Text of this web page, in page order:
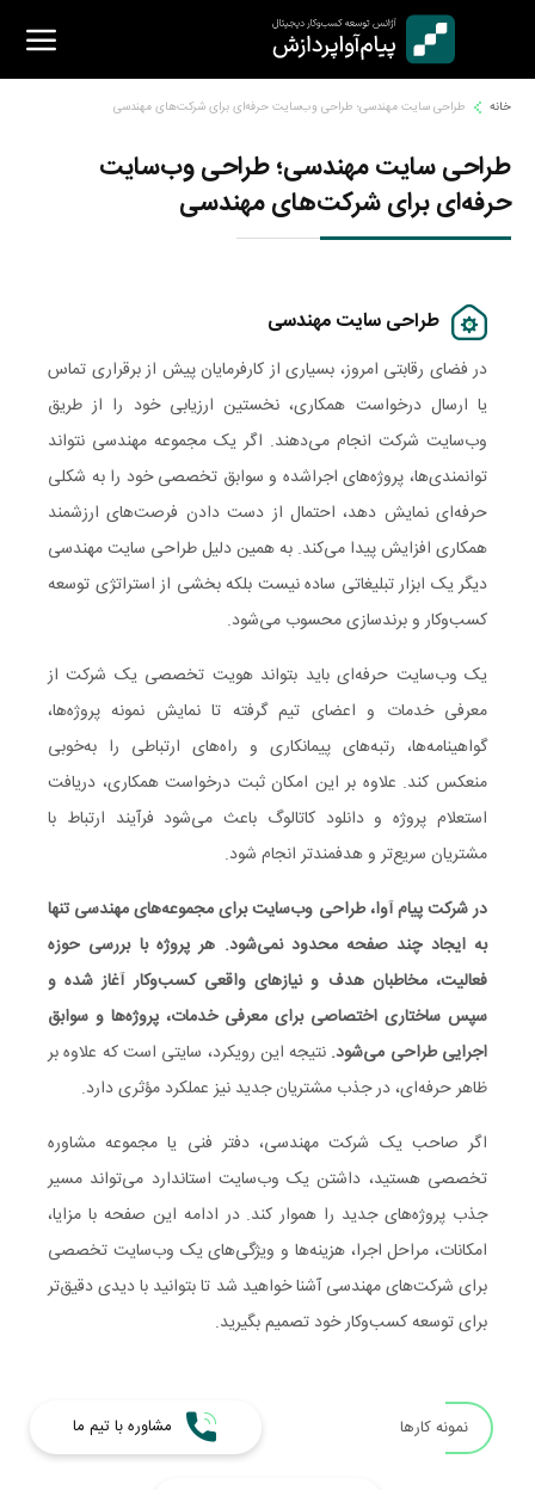
content
خانه طراحی سایت مهندسی؛ طراحی وب‌سایت حرفه‌ای برای شرکت‌های مهندسی
طراحی سایت مهندسی؛ طراحی وب‌سایت
حرفه‌ای برای شرکت‌های مهندسی
طراحی سایت مهندسی
در فضای رقابتی امروز، بسیاری از کارفرمایان پیش از برقراری تماس
یا ارسال درخواست همکاری، نخستین ارزیابی خود را از طریق
وب‌سایت شرکت انجام می‌دهند. اگر یک مجموعه مهندسی نتواند
توانمندی‌ها، پروژه‌های اجراشده و سوابق تخصصی خود را به شکلی
حرفه‌ای نمایش دهد، احتمال از دست دادن فرصت‌های ارزشمند
همکاری افزایش پیدا می‌کند. به همین دلیل طراحی سایت مهندسی
دیگر یک ابزار تبلیغاتی ساده نیست بلکه بخشی از استراتژی توسعه
کسب‌وکار و برندسازی محسوب می‌شود.
یک وب‌سایت حرفه‌ای باید بتواند هویت تخصصی یک شرکت از
معرفی خدمات و اعضای تیم گرفته تا نمایش نمونه پروژه‌ها،
گواهینامه‌ها، رتبه‌های پیمانکاری و راه‌های ارتباطی را به‌خوبی
منعکس کند. علاوه بر این امکان ثبت درخواست همکاری، دریافت
استعلام پروژه و دانلود کاتالوگ باعث می‌شود فرآیند ارتباط با
مشتریان سریع‌تر و هدفمندتر انجام شود.
در شرکت پیام آوا، طراحی وب‌سایت برای مجموعه‌های مهندسی تنها
به ایجاد چند صفحه محدود نمی‌شود. هر پروژه با بررسی حوزه
فعالیت، مخاطبان هدف و نیازهای واقعی کسب‌وکار آغاز شده و
سپس ساختاری اختصاصی برای معرفی خدمات، پروژه‌ها و سوابق
اجرایی طراحی می‌شود. نتیجه این رویکرد، سایتی است که علاوه بر
ظاهر حرفه‌ای، در جذب مشتریان جدید نیز عملکرد مؤثری دارد.
اگر صاحب یک شرکت مهندسی، دفتر فنی یا مجموعه مشاوره
تخصصی هستید، داشتن یک وب‌سایت استاندارد می‌تواند مسیر
جذب پروژه‌های جدید را هموار کند. در ادامه این صفحه با مزایا،
امکانات، مراحل اجرا، هزینه‌ها و ویژگی‌های یک وب‌سایت تخصصی
برای شرکت‌های مهندسی آشنا خواهید شد تا بتوانید با دیدی دقیق‌تر
برای توسعه کسب‌وکار خود تصمیم بگیرید.
مشاوره با تیم ما نمونه کارها